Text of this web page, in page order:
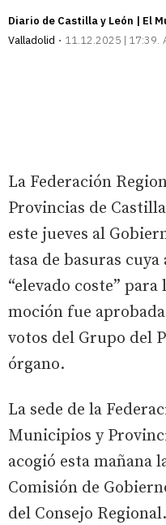
Diario de Castilla y León | El
Valladolid
11.12.2025 | 17:39
La Federación
Provincias de
este jueves al
tasa de basuras
“elevado coste”
moción fue
votos del Grupo del
órgano.
La sede de la
Municipios y
acogió esta mañana
Comisión de
del Consejo